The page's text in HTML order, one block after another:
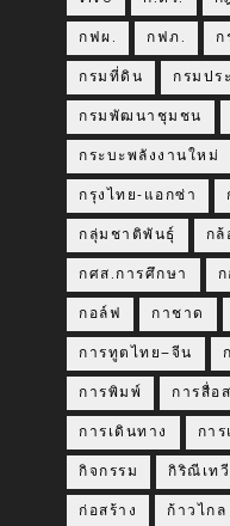
กฟผ. กฟภ.
กรมที่ดิน กรมปร
กรมพัฒนาชุมชน
กระบะพลังงานใหม่
กรุงไทย-แอกซ่า
กลุ่มชาติพันธุ์ กล้
กศส.การศึกษา
กอล์ฟ กาชาด
การทูตไทย–จีน
การพิมพ์ การสื่อ
การเดินทาง กา
กิจกรรม กิริณีเทวี
ก่อสร้าง ก้าวไกล